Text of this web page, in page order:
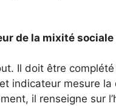
de la mixité sociale
Il doit être
indicateur mesure
il renseigne sur